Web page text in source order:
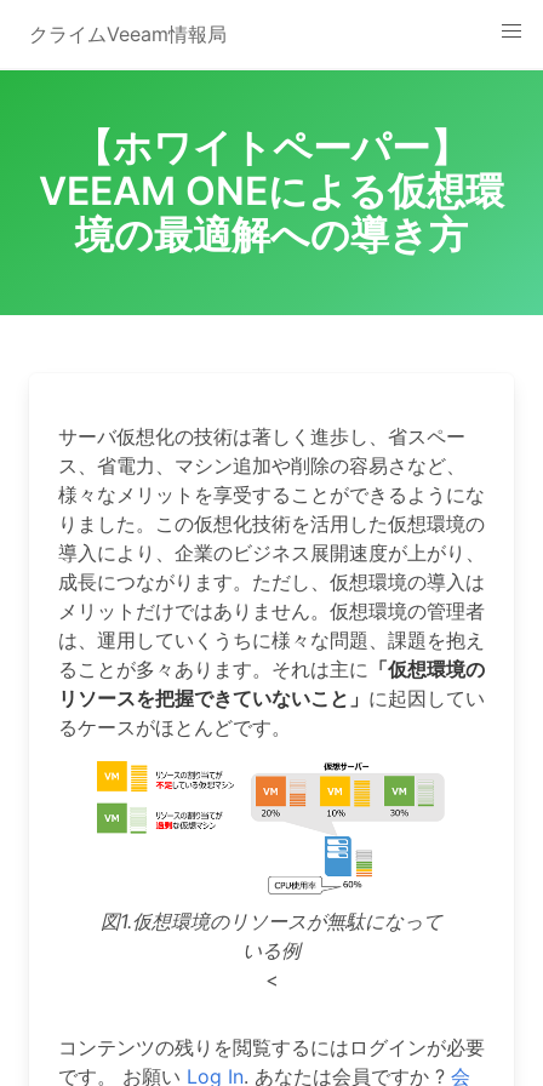
content
クライムVeeam情報局
【ホワイトペーパー】
VEEAM ONEによる仮想環
境の最適解への導き方
サーバ仮想化の技術は著しく進歩し、省スペー
ス、省電力、マシン追加や削除の容易さなど、
様々なメリットを享受することができるようにな
りました。この仮想化技術を活用した仮想環境の
導入により、企業のビジネス展開速度が上がり、
成長につながります。ただし、仮想環境の導入は
メリットだけではありません。仮想環境の管理者
は、運用していくうちに様々な問題、課題を抱え
ることが多々あります。それは主に 「仮想環境の
リソースを把握できていないこと」 に起因してい
るケースがほとんどです。
図1.仮想環境のリソースが無駄になって
いる例
<
コンテンツの残りを閲覧するにはログインが必要
です。 お願い Log In. あなたは会員ですか ? 会